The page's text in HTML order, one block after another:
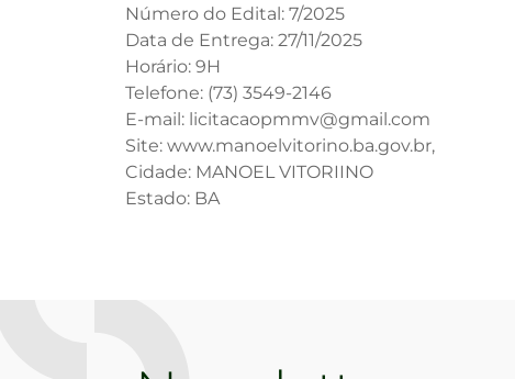
Número do Edital: 7/2025
Data de Entrega: 27/11/2025
Horário: 9H
Telefone: (73) 3549-2146
E-mail: licitacaopmmv@gmail.com
Site: www.manoelvitorino.ba.gov.br,
Cidade: MANOEL VITORIINO
Estado: BA